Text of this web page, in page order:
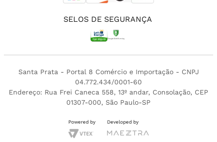
SELOS DE SEGURANÇA
Santa Prata - Portal 8 Comércio e Importação - CNPJ
04.772.434/0001-60
Endereço: Rua Frei Caneca 558, 13º andar, Consolação, CEP
01307-000, São Paulo-SP
Powered by Developed by